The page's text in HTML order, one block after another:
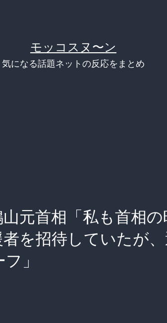
モッコスヌ〜ン
気になる話題ネットの反応をまとめ
山元首相「私も首相
を招待していたが
」